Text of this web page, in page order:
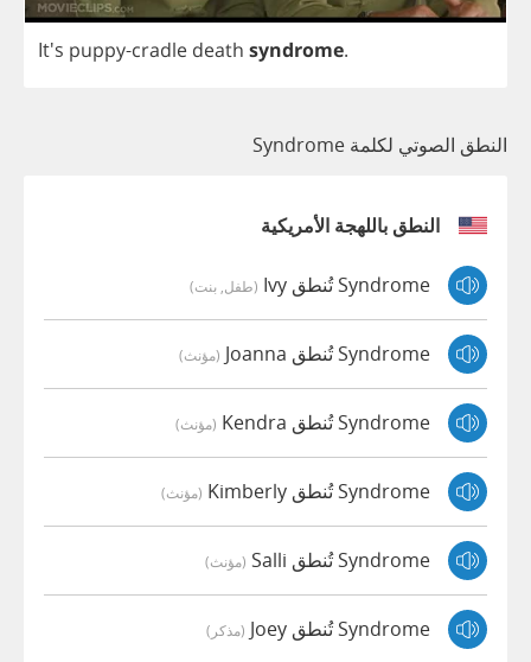
It's puppy-cradle death syndrome.
النطق الصوتي لكلمة Syndrome
النطق باللهجة الأمريكية
Syndrome تُنطق Ivy (طفل, بنت)
Syndrome تُنطق Joanna (مؤنث)
Syndrome تُنطق Kendra (مؤنث)
Syndrome تُنطق Kimberly (مؤنث)
Syndrome تُنطق Salli (مؤنث)
Syndrome تُنطق Joey (مذكر)